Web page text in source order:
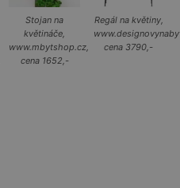
Stojan na
květináče,
www.mbytshop.cz,
cena 1652,-
Regál na květiny,
cena 3790,-